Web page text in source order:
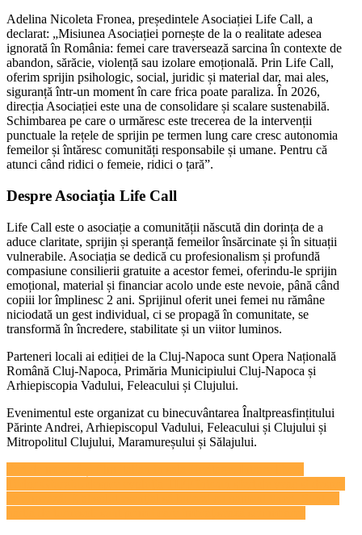
Adelina Nicoleta Fronea, președintele Asociației Life Call, a
declarat: „Misiunea Asociației pornește de la o realitate adesea
ignorată în România: femei care traversează sarcina în contexte de
abandon, sărăcie, violență sau izolare emoțională. Prin Life Call,
oferim sprijin psihologic, social, juridic și material dar, mai ales,
siguranță într-un moment în care frica poate paraliza. În 2026,
direcția Asociației este una de consolidare și scalare sustenabilă.
Schimbarea pe care o urmăresc este trecerea de la intervenții
punctuale la rețele de sprijin pe termen lung care cresc autonomia
femeilor și întăresc comunități responsabile și umane. Pentru că
atunci când ridici o femeie, ridici o țară”.
Despre Asociația Life Call
Life Call este o asociație a comunității născută din dorința de a
aduce claritate, sprijin și speranță femeilor însărcinate și în situații
vulnerabile. Asociația se dedică cu profesionalism și profundă
compasiune consilierii gratuite a acestor femei, oferindu-le sprijin
emoțional, material și financiar acolo unde este nevoie, până când
copiii lor împlinesc 2 ani. Sprijinul oferit unei femei nu rămâne
niciodată un gest individual, ci se propagă în comunitate, se
transformă în încredere, stabilitate și un viitor luminos.
Parteneri locali ai ediției de la Cluj-Napoca sunt Opera Națională
Română Cluj-Napoca, Primăria Municipiului Cluj-Napoca și
Arhiepiscopia Vadului, Feleacului și Clujului.
Evenimentul este organizat cu binecuvântarea Înaltpreasfințitului
Părinte Andrei, Arhiepiscopul Vadului, Feleacului și Clujului și
Mitropolitul Clujului, Maramureșului și Sălajului.
Navigare
în
articole